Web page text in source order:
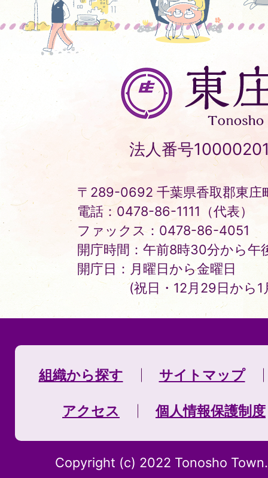
東
庄
町
Tonosho
Town
法人番号
〒289-0692 千葉県香取郡東庄
電話：0478-86-1111（代表）
ファックス：0478-86-4051
開庁時間：午前8時30分から午
開庁日：月曜日から金曜日
(祝日・12月29日から
組織から探す サイトマップ
アクセス 個人情報保護制度
Copyright (c) 2022 Tonosho